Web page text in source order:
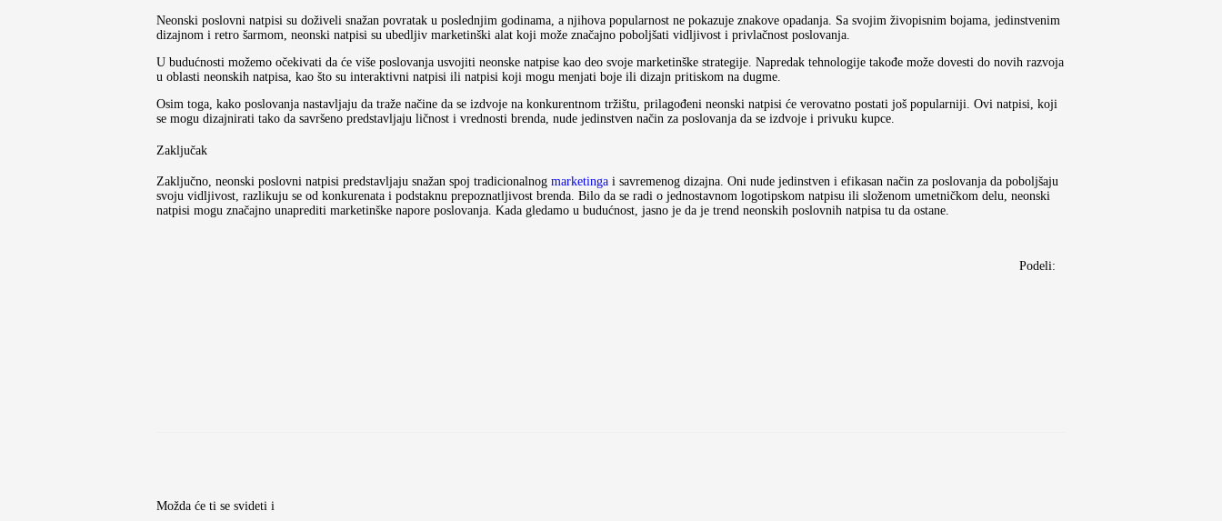
Neonski poslovni natpisi su doživeli snažan povratak u poslednjim godinama, a njihova popularnost ne pokazuje znakove opadanja. Sa svojim živopisnim bojama, jedinstvenim
dizajnom i retro šarmom, neonski natpisi su ubedljiv marketinški alat koji može značajno poboljšati vidljivost i privlačnost poslovanja.
U budućnosti možemo očekivati da će više poslovanja usvojiti neonske natpise kao deo svoje marketinške strategije. Napredak tehnologije takođe može dovesti do novih razvoja
u oblasti neonskih natpisa, kao što su interaktivni natpisi ili natpisi koji mogu menjati boje ili dizajn pritiskom na dugme.
Osim toga, kako poslovanja nastavljaju da traže načine da se izdvoje na konkurentnom tržištu, prilagođeni neonski natpisi će verovatno postati još popularniji. Ovi natpisi, koji
se mogu dizajnirati tako da savršeno predstavljaju ličnost i vrednosti brenda, nude jedinstven način za poslovanja da se izdvoje i privuku kupce.
Zaključak
Zaključno, neonski poslovni natpisi predstavljaju snažan spoj tradicionalnog marketinga i savremenog dizajna. Oni nude jedinstven i efikasan način za poslovanja da poboljšaju
svoju vidljivost, razlikuju se od konkurenata i podstaknu prepoznatljivost brenda. Bilo da se radi o jednostavnom logotipskom natpisu ili složenom umetničkom delu, neonski
natpisi mogu značajno unaprediti marketinške napore poslovanja. Kada gledamo u budućnost, jasno je da je trend neonskih poslovnih natpisa tu da ostane.
Podeli:
Možda će ti se svideti i